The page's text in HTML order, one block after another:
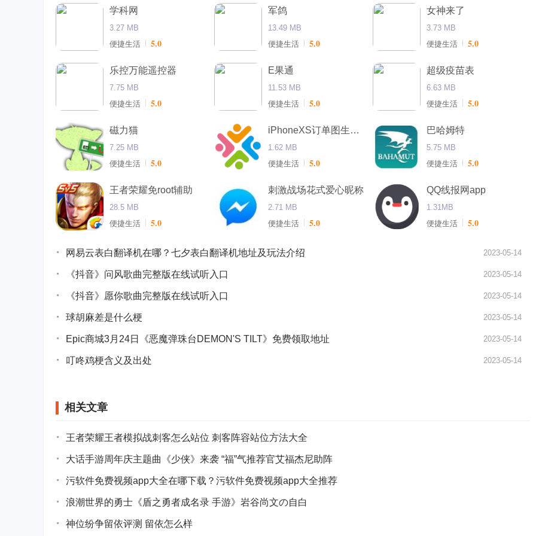
学科网
3.27 MB
便捷生活
5.0
军鸽
13.49 MB
便捷生活
5.0
女神来了
3.73 MB
便捷生活
5.0
乐控万能遥控器
7.75 MB
便捷生活
5.0
E果通
11.53 MB
便捷生活
5.0
超级疫苗表
6.63 MB
便捷生活
5.0
磁力猫
7.25 MB
便捷生活
5.0
iPhoneXS订单图生成器
1.62 MB
便捷生活
5.0
巴哈姆特
5.75 MB
便捷生活
5.0
王者荣耀免root辅助
28.5 MB
便捷生活
5.0
刺激战场花式爱心昵称
2.71 MB
便捷生活
5.0
QQ线报网app
1.31MB
便捷生活
5.0
网易云表白翻译机在哪？七夕表白翻译机地址及玩法介绍 2023-05-14
《抖音》问风歌曲完整版在线试听入口 2023-05-14
《抖音》愿你歌曲完整版在线试听入口 2023-05-14
球胡麻差是什么梗 2023-05-14
Epic商城3月24日《恶魔弹珠台DEMON'S TILT》免费领取地址 2023-05-14
叮咚鸡梗含义及出处 2023-05-14
相关文章
王者荣耀王者模拟战刺客怎么站位 刺客阵容站位方法大全
大话手游周年庆主题曲《少侠》来袭 “福”气推荐官艾福杰尼助阵
污软件免费视频app大全在哪下载？污软件免费视频app大全推荐
浪潮世界的勇士《盾之勇者成名录 手游》岩谷尚文の自白
神位纷争留依评测 留依怎么样